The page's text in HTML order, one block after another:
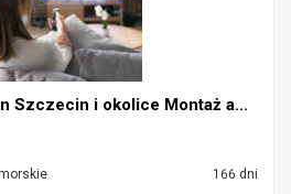
Szczecin i okolice Montaż a...
166 dni